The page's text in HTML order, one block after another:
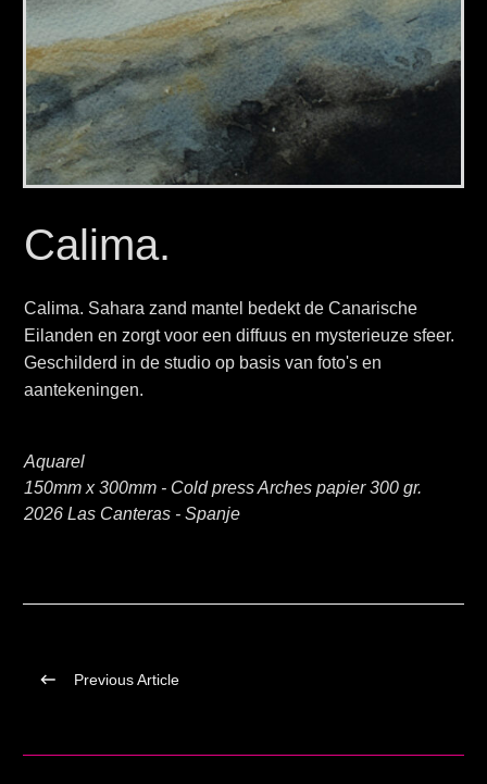
Calima.
Calima. Sahara zand mantel bedekt de Canarische
Eilanden en zorgt voor een diffuus en mysterieuze sfeer.
Geschilderd in de studio op basis van foto's en
aantekeningen.
Aquarel
150mm x 300mm - Cold press Arches papier 300 gr.
2026 Las Canteras - Spanje
Previous Article